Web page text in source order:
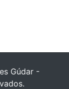
Gúdar -